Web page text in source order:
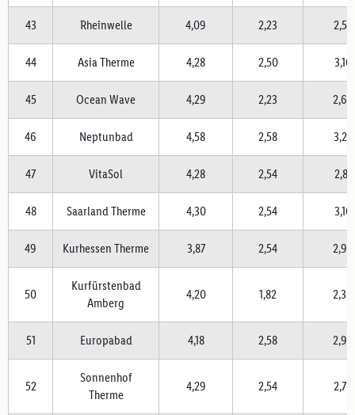
43 Rheinwelle 4,09 2,23 2,58
44 Asia Therme 4,28 2,50 3,16
45 Ocean Wave 4,29 2,23 2,66
46 Neptunbad 4,58 2,58 3,22
47 VitaSol 4,28 2,54 2,81
48 Saarland Therme 4,30 2,54 3,16
49 Kurhessen Therme 3,87 2,54 2,98
50
Kurfürstenbad
Amberg
4,20 1,82 2,36
51 Europabad 4,18 2,58 2,93
52
Sonnenhof
Therme
4,29 2,54 2,70